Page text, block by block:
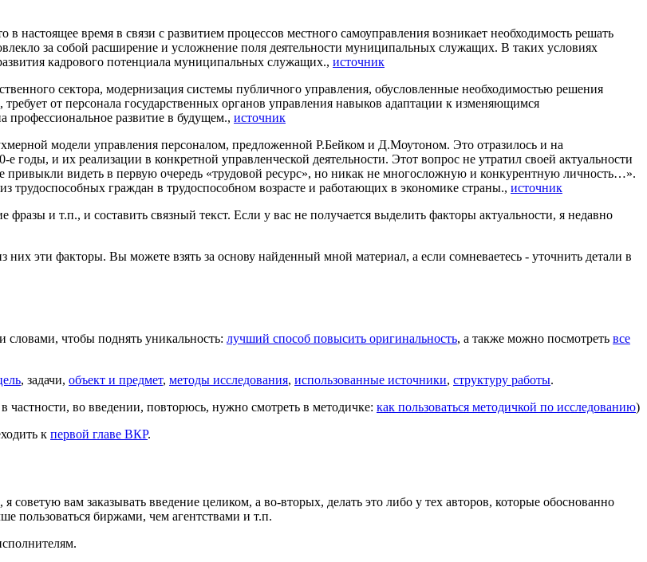
время в связи с развитием процессов местного самоуправления возникает необходимость решать
за собой расширение и усложнение поля деятельности муниципальных служащих. В таких условиях
кадрового потенциала муниципальных служащих., источник
сектора, модернизация системы публичного управления, обусловленные необходимостью решения
от персонала государственных органов управления навыков адаптации к изменяющимся
развитие в будущем., источник
модели управления персоналом, предложенной Р.Бейком и Д.Моутоном. Это отразилось и на
и их реализации в конкретной управленческой деятельности. Этот вопрос не утратил своей актуальности
видеть в первую очередь «трудовой ресурс», но никак не многосложную и конкурентную личность…».
трудоспособных граждан в трудоспособном возрасте и работающих в экономике страны., источник
и т.п., и составить связный текст. Если у вас не получается выделить факторы актуальности, я недавно
них эти факторы. Вы можете взять за основу найденный мной материал, а если сомневаетесь - уточнить детали в
чтобы поднять уникальность: лучший способ повысить оригинальность, а также можно посмотреть все
, задачи, объект и предмет, методы исследования, использованные источники, структуру работы.
во введении, повторюсь, нужно смотреть в методичке: как пользоваться методичкой по исследованию)
к первой главе ВКР.
советую вам заказывать введение целиком, а во-вторых, делать это либо у тех авторов, которые обоснованно
пользоваться биржами, чем агентствами и т.п.